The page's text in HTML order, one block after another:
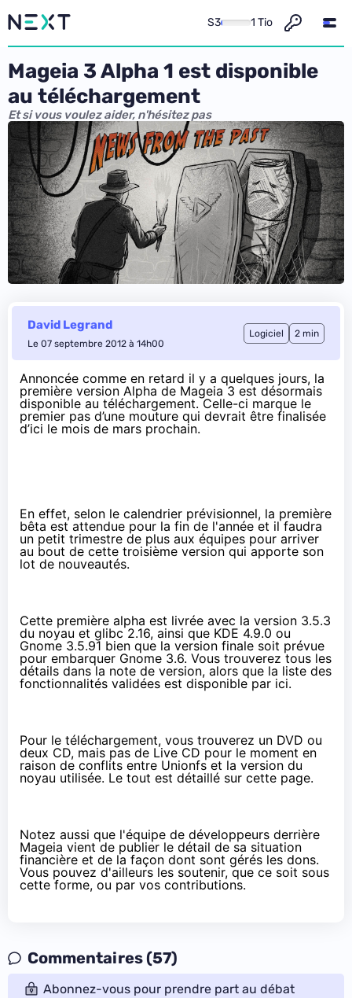
S3 1 Tio
Mageia 3 Alpha 1 est disponible
au téléchargement
Et si vous voulez aider, n'hésitez pas
David Legrand
Le 07 septembre 2012 à 14h00
Logiciel 2 min
Annoncée comme en retard il y a quelques jours, la
première version Alpha de Mageia 3 est désormais
disponible au téléchargement. Celle-ci marque le
premier pas d’une mouture qui devrait être finalisée
d’ici le mois de mars prochain.
En effet, selon le calendrier prévisionnel, la première
bêta est attendue pour la fin de l'année et il faudra
un petit trimestre de plus aux équipes pour arriver
au bout de cette troisième version qui apporte son
lot de nouveautés.
Cette première alpha est livrée avec la version 3.5.3
du noyau et glibc 2.16, ainsi que KDE 4.9.0 ou
Gnome 3.5.91 bien que la version finale soit prévue
pour embarquer Gnome 3.6. Vous trouverez tous les
détails dans la note de version, alors que la liste des
fonctionnalités validées est disponible par ici.
Pour le téléchargement, vous trouverez un DVD ou
deux CD, mais pas de Live CD pour le moment en
raison de conflits entre Unionfs et la version du
noyau utilisée. Le tout est détaillé sur cette page.
Notez aussi que l'équipe de développeurs derrière
Mageia vient de publier le détail de sa situation
financière et de la façon dont sont gérés les dons.
Vous pouvez d'ailleurs les soutenir, que ce soit sous
cette forme, ou par vos contributions.
Commentaires (57)
Abonnez-vous pour prendre part au débat